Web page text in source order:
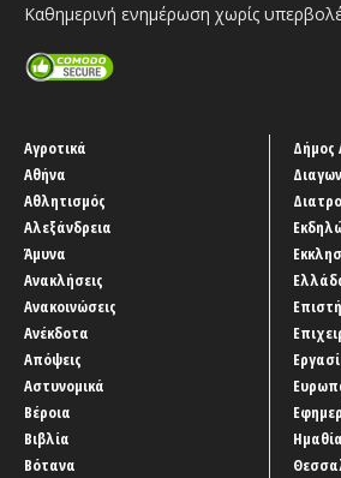
Καθημερινή ενημέρωση χωρίς
Αγροτικά
Αθήνα
Αθλητισμός
Αλεξάνδρεια
Άμυνα
Ανακλήσεις
Ανακοινώσεις
Ανέκδοτα
Απόψεις
Αστυνομικά
Βέροια
Βιβλία
Βότανα
Δήμος
Ημαθία